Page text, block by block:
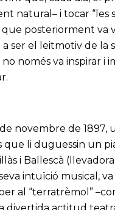
natural– i tocar “les
posteriorment va
el leitmotiv de la
només va inspirar
novembre de
que li duguessin un
i Ballescà
intuïció musical,
al “terratrèmol”